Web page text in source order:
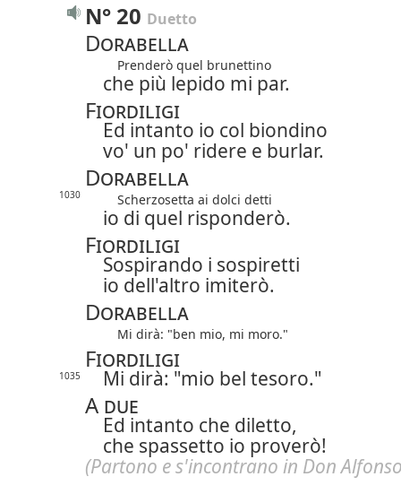
N° 20 Duetto
Dorabella
Prenderò quel brunettino
che più lepido mi par.
Fiordiligi
Ed intanto io col biondino
vo' un po' ridere e burlar.
Dorabella
1030 Scherzosetta ai dolci detti
io di quel risponderò.
Fiordiligi
Sospirando i sospiretti
io dell'altro imiterò.
Dorabella
Mi dirà: "ben mio, mi moro."
Fiordiligi
1035 Mi dirà: "mio bel tesoro."
A due
Ed intanto che diletto,
che spassetto io proverò!
(Partono e s'incontrano in Don